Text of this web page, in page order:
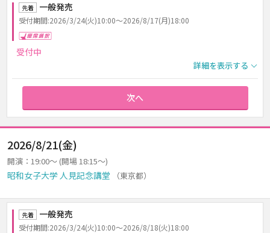
先着 一般発売
受付期間:2026/3/24(火)10:00～2026/8/17(月)18:00
受付中
詳細を表示する
次へ
2026/8/21(金)
開演：19:00～ (開場 18:15～)
昭和女子大学 人見記念講堂 （東京都）
先着 一般発売
受付期間:2026/3/24(火)10:00～2026/8/18(火)18:00